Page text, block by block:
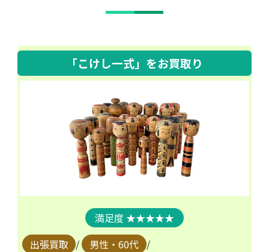
「こけし一式」 をお買取り
★★★★★
出張買取 / 男性・60代 /